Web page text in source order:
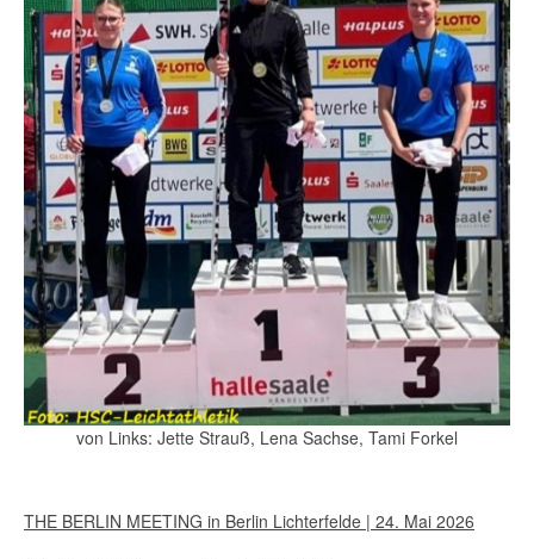
von Links: Jette Strauß, Lena Sachse, Tami Forkel
THE BERLIN MEETING in Berlin Lichterfelde | 24. Mai 2026